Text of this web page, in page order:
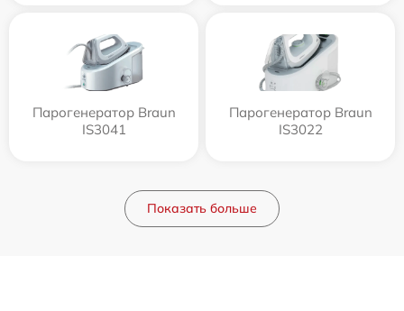
Парогенератор Braun
IS3041
Парогенератор Braun
IS3022
Показать больше